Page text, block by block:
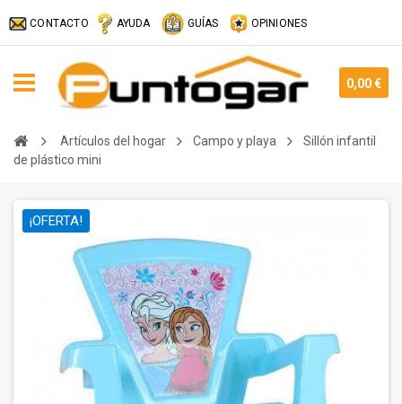
CONTACTO AYUDA GUÍAS OPINIONES
0,00 €
Artículos del hogar Campo y playa
Sillón infantil
de plástico mini
¡OFERTA!